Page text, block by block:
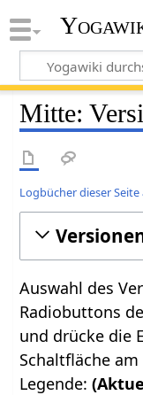
Mitte:
Logbücher dieser Seite
Auswahl des
Radiobuttons
und drücke die
Schaltfläche
Legende: